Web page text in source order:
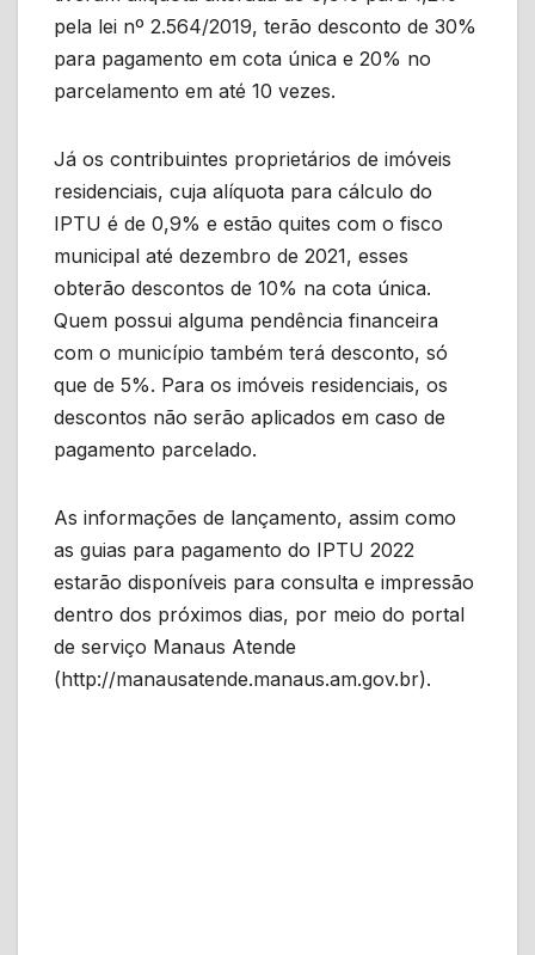
pela lei nº 2.564/2019, terão desconto de 30%
para pagamento em cota única e 20% no
parcelamento em até 10 vezes.
Já os contribuintes proprietários de imóveis
residenciais, cuja alíquota para cálculo do
IPTU é de 0,9% e estão quites com o fisco
municipal até dezembro de 2021, esses
obterão descontos de 10% na cota única.
Quem possui alguma pendência financeira
com o município também terá desconto, só
que de 5%. Para os imóveis residenciais, os
descontos não serão aplicados em caso de
pagamento parcelado.
As informações de lançamento, assim como
as guias para pagamento do IPTU 2022
estarão disponíveis para consulta e impressão
dentro dos próximos dias, por meio do portal
de serviço Manaus Atende
(http://manausatende.manaus.am.gov.br).